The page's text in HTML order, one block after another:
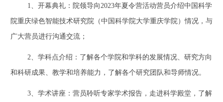
1、开幕典礼：院领导向2023年夏令营活动营员介绍中国科学
院重庆绿色智能技术研究院（中国科学院大学重庆学院）情况，与
广大营员进行沟通交流；
2、学科点介绍：了解各个学院和学科的发展情况、研究方向
和科研成果、教学和培养能力，了解各个研究团队和导师情况。
3、学术讲座：营员聆听专家学术报告，走进科学殿堂，了解